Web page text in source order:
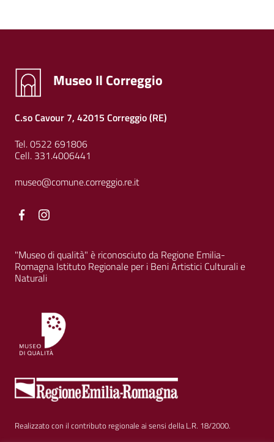
Museo Il Correggio
C.so Cavour 7, 42015 Correggio (RE)
Tel. 0522 691806
Cell. 331.4006441
museo@comune.correggio.re.it
Facebook
"Museo di qualità" è riconosciuto da Regione Emilia-
Romagna Istituto Regionale per i Beni Artistici Culturali e
Naturali
Realizzato con il contributo regionale ai sensi della L.R. 18/2000.